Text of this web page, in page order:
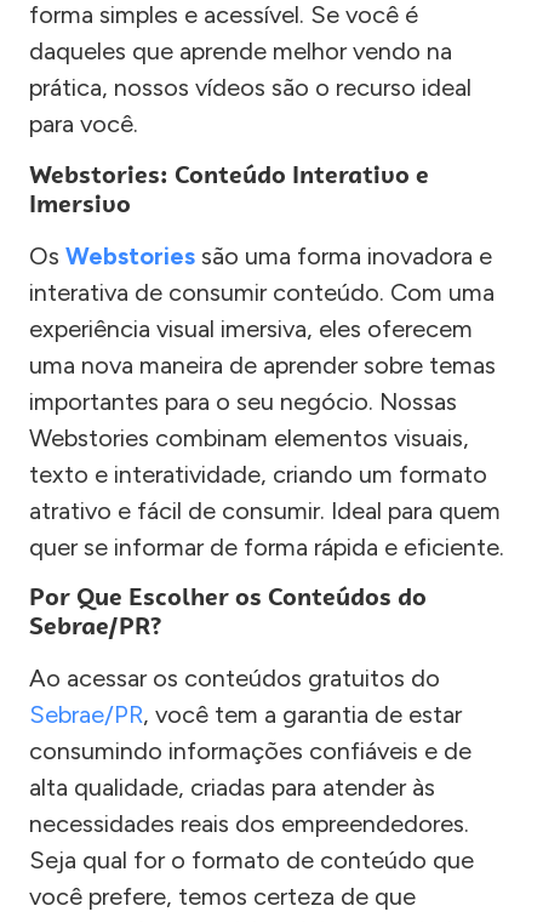
forma simples e acessível. Se você é
daqueles que aprende melhor vendo na
prática, nossos vídeos são o recurso ideal
para você.
Webstories: Conteúdo Interativo e
Imersivo
Os Webstories são uma forma inovadora e
interativa de consumir conteúdo. Com uma
experiência visual imersiva, eles oferecem
uma nova maneira de aprender sobre temas
importantes para o seu negócio. Nossas
Webstories combinam elementos visuais,
texto e interatividade, criando um formato
atrativo e fácil de consumir. Ideal para quem
quer se informar de forma rápida e eficiente.
Por Que Escolher os Conteúdos do
Sebrae/PR?
Ao acessar os conteúdos gratuitos do
Sebrae/PR, você tem a garantia de estar
consumindo informações confiáveis e de
alta qualidade, criadas para atender às
necessidades reais dos empreendedores.
Seja qual for o formato de conteúdo que
você prefere, temos certeza de que